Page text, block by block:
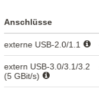
Anschlüsse
externe USB-2.0/1.1
extern USB-3.0/3.1/3.2
(5 GBit/s)